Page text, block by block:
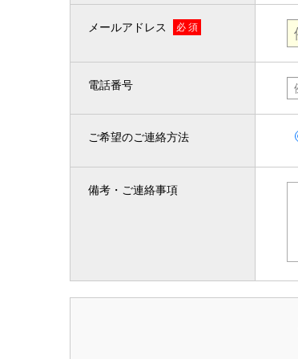
メールアドレス 必 須
電話番号
ご希望のご連絡方法
備考・ご連絡事項